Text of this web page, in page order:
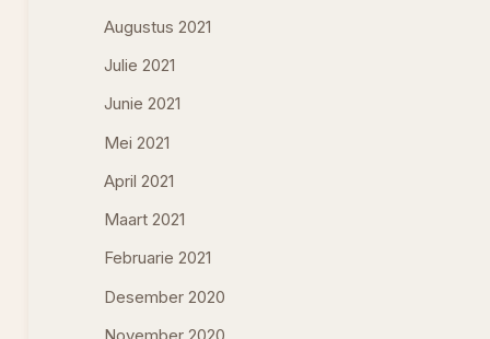
Augustus 2021
Julie 2021
Junie 2021
Mei 2021
April 2021
Maart 2021
Februarie 2021
Desember 2020